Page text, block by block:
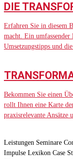
DIE
Erfahren Sie in diesem
macht. Ein
Umsetzungstipps und
Bekommen Sie einen
rollt Ihnen eine Karte
praxisrelevante Ansätze
Leistungen Seminare
Impulse Lexikon Case